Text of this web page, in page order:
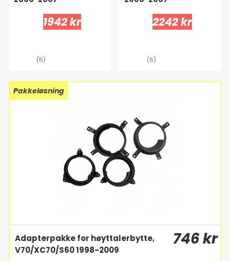
1942 kr
(5)
2242 kr
(6)
Pakkeløsning
Adapterpakke for høyttalerbytte,
V70/XC70/S60 1998-2009
746 kr